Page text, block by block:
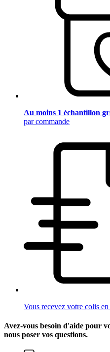
Au moins 1 échantillon
par commande
Vous recevez votre colis
Avez-vous besoin d'aide pour
nous poser vos questions.